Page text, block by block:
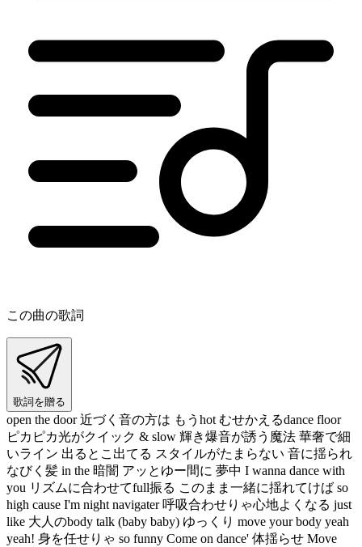
この曲の歌詞
歌詞を贈る
open the door 近づく音の方は もうhot むせかえるdance floor
ピカピカ光がクイック & slow 輝き爆音が誘う魔法 華奢で細
いライン 出るとこ出てる スタイルがたまらない 音に揺られ
なびく髪 in the 暗闇 アッとゆー間に 夢中 I wanna dance with
you リズムに合わせてfull振る このまま一緒に揺れてけば so
high cause I'm night navigater 呼吸合わせりゃ心地よくなる just
like 大人のbody talk (baby baby) ゆっくり move your body yeah
yeah! 身を任せりゃ so funny Come on dance' 体揺らせ Move